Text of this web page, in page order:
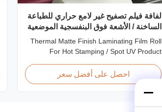
لفافة فيلم تصفيح غير لامع حراري للطباعة
الساخنة / الأشعة فوق البنفسجية الموضعية
Thermal Matte Finish Laminating Film Roll
For Hot Stamping / Spot UV Product
Film 42 Dynes Double Corona Treatment
Thermal Roll Matte Laminating Film for Hot
Stamping and Spot UV Product
احصل على أفضل سعر